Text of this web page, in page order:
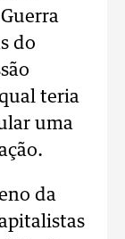
do
teria
uma
da